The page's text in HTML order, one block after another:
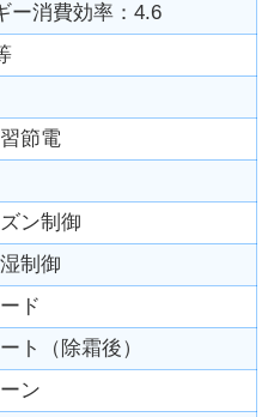
ー消費効率：4.6
節電
ン制御
制御
ド
ト（除霜後）
ン